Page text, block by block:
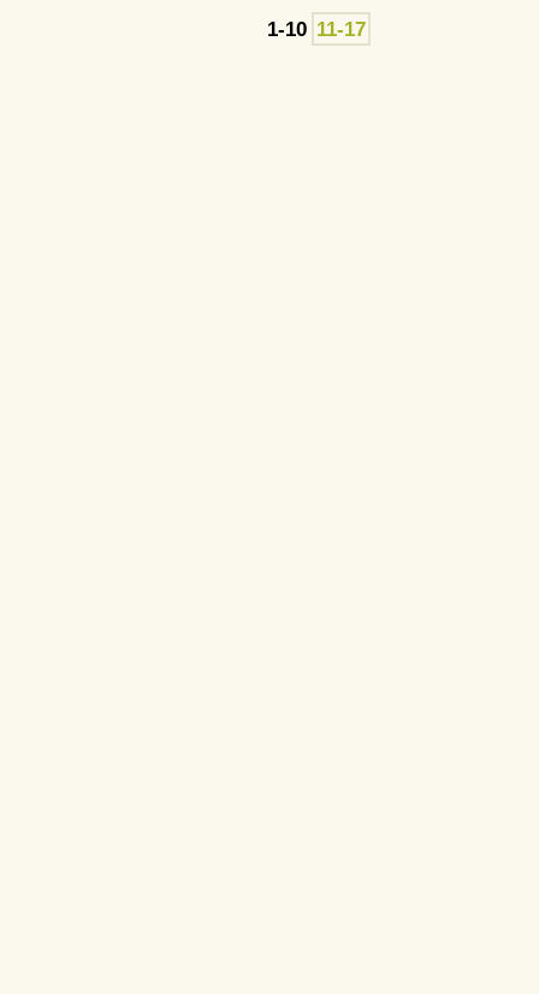
1-10 11-17